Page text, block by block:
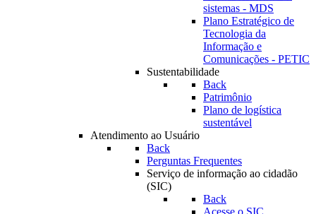
sistemas - MDS
Plano Estratégico de
Tecnologia da
Informação e
Comunicações - PETIC
Sustentabilidade
Back
Patrimônio
Plano de logística
sustentável
Atendimento ao Usuário
Back
Perguntas Frequentes
Serviço de informação ao cidadão
(SIC)
Back
Acesse o SIC